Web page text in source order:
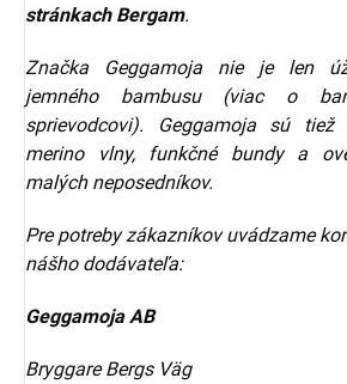
stránkach Bergam.
Značka Geggamoja nie je len
jemného bambusu (viac o
sprievodcovi). Geggamoja sú
merino vlny, funkčné bundy a
malých neposedníkov.
Pre potreby zákazníkov uvádzame
nášho dodávateľa:
Geggamoja AB
Bryggare Bergs Väg